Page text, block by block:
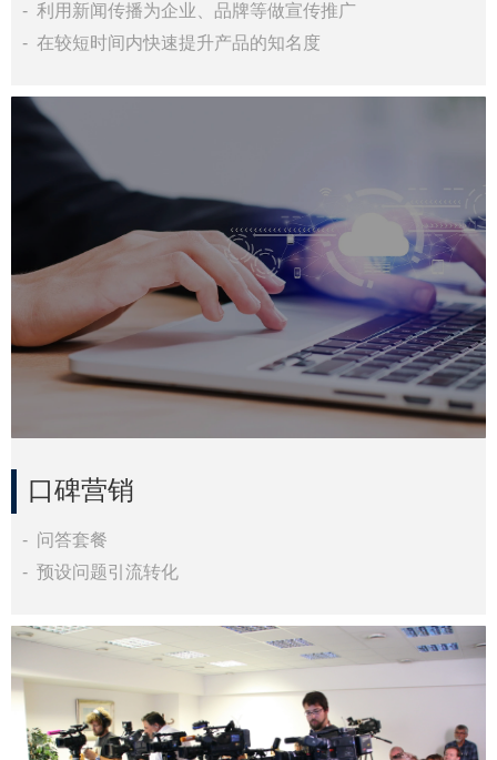
- 利用新闻传播为企业、品牌等做宣传推广
- 在较短时间内快速提升产品的知名度
- 问答套餐
- 预设问题引流转化
口碑营销